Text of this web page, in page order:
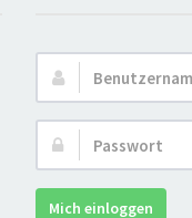
Benutzername:
Passwort:
Mich einloggen